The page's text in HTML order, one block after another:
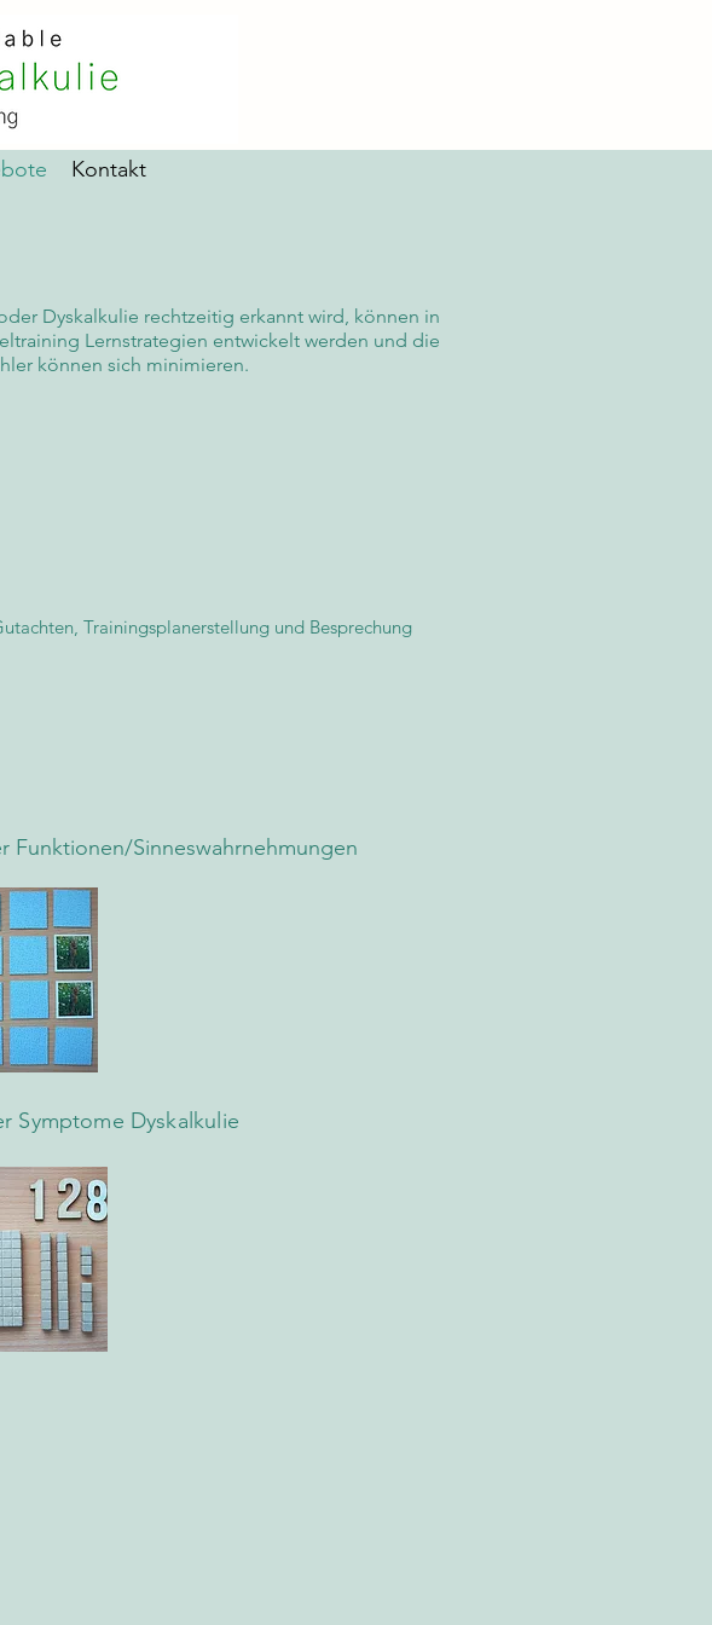
Kontakt
Dyskalkulie rechtzeitig erkannt wird, können in
Lernstrategien entwickelt werden und die
können sich minimieren.
Trainingsplanerstellung und Besprechung
Symptome Dyskalkulie
Funktionen/Sinneswahrnehmungen